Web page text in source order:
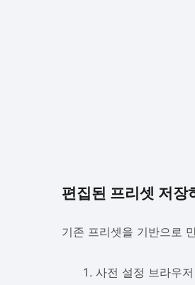
편집된 프리셋 저장
기존 프리셋을 기반으로
사전 설정 브라우